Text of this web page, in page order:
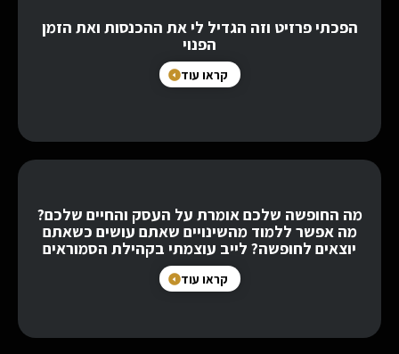
הפכתי פרזיט וזה הגדיל לי את ההכנסות ואת הזמן
הפנוי
קראו עוד
מה החופשה שלכם אומרת על העסק והחיים שלכם?
מה אפשר ללמוד מהשינויים שאתם עושים כשאתם
יוצאים לחופשה? לייב עוצמתי בקהילת הסמוראים
קראו עוד